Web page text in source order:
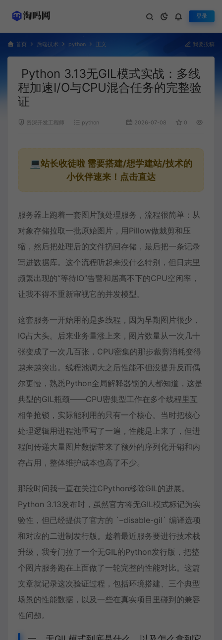
登录
首页 后端技术 python 正文 我要投稿
Python 3.13无GIL模式实战：多线
程加速I/O与CPU混合任务的完整验
证
资深开发工程师 python 2026-07-08 0
💻站长收徒啦 需要搭建/想学建站/技术的
小伙伴速来！点击直达
服务器上跑着一套图片预处理服务，流程很简单：从
对象存储拉取一批原始图片，用Pillow做裁剪和压
缩，然后把处理后的文件扔回存储，最后把一条记录
写进数据库。这个流程听起来没什么特别，但日志里
频繁出现的“等待IO”告警和居高不下的CPU空闲率，
让我不得不重新审视它的并发模型。
这套服务一开始用的是多线程，因为早期图片很少，
IO占大头。后来业务量涨上来，图片数量从一次几十
张变成了一次几百张，CPU密集的那步裁剪消耗变得
越来越突出。线程池调大之后性能不但没提升反而偶
尔更慢，熟悉Python全局解释器锁的人都知道，这是
典型的GIL瓶颈——CPU密集型工作在多个线程里互
相争抢锁，实际能利用的只有一个核心。当时把核心
处理逻辑用进程池重写了一遍，性能是上来了，但进
程间传递大量图片数据带来了额外的序列化开销和内
存占用，整体维护成本也高了不少。
那段时间我一直在关注CPython移除GIL的进展。
Python 3.13发布时，虽然官方将无GIL模式标记为实
验性，但已经提供了官方的 `–disable-gil` 编译选项
和对应的二进制发行版。趁着最近服务要进行技术栈
升级，我专门拉了一个无GIL的Python发行版，把整
个图片服务跑在上面做了一轮完整的性能对比。这篇
文章就记录这次验证过程，包括环境搭建、三个典型
场景的性能数据，以及一些在真实项目里碰到的兼容
性问题。